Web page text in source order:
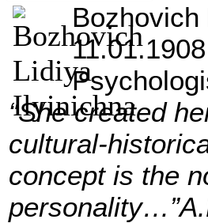
“She created
cultural-
concept is the